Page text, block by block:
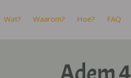
Wat? Waarom? Hoe? FAQ